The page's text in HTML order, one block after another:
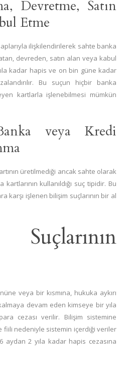
Devretme, Satın
Etme
ilişkilendirilerek sahte banka
devreden, satın alan veya kabul
kadar hapis ve on bin güne kadar
Bu suçun hiçbir banka
kartlarla işlenebilmesi mümkün
veya Kredi
üretilmediği ancak sahte olarak
kullanıldığı suç tipidir. Bu
karşı işlenen bilişim suçlarının bir al
veya bir kısmına, hukuka aykırı
devam eden kimseye bir yıla
cezası verilir. Bilişim sistemine
fiili nedeniyle sistemin içerdiği veriler
aydan 2 yıla kadar hapis cezasına